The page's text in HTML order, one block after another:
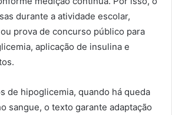
durante a atividade escolar,
prova de concurso público para
aplicação de insulina e
de hipoglicemia, quando há queda
sangue, o texto garante adaptação